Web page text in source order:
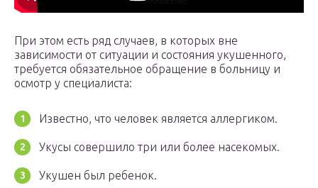
При этом есть ряд случаев, в которых вне
зависимости от ситуации и состояния укушенного,
требуется обязательное обращение в больницу и
осмотр у специалиста:
Известно, что человек является аллергиком.
Укусы совершило три или более насекомых.
Укушен был ребенок.